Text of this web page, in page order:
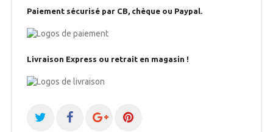
Paiement sécurisé par CB, chèque ou Paypal.
Livraison Express ou retrait en magasin !